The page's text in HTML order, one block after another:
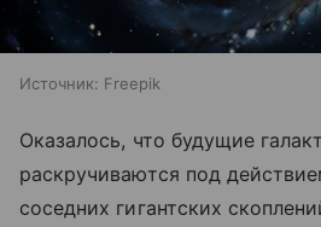
Источник: Freepik
Оказалось, что будущие
раскручиваются под
соседних гигантских